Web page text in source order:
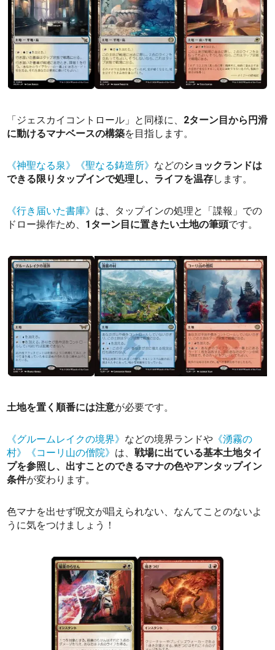
「ジェスカイコントロール」と同様に、 2ターン目から円滑
に動けるマナベースの構築を目指します。
《神聖なる泉》 《聖なる鋳造所》 などのショックランドは
できる限りタップインで処理し、ライフを温存します。
《行き届いた書庫》 は、タップインの処理と「諜報」での
ドロー操作ため、 1ターン目に置きたい土地の筆頭です。
土地を置く順番には注意が必要です。
《グルームレイクの境界》 などの境界ランドや 《湧霧の
村》
《コーリ山の僧院》 は、戦場に出ている基本土地タイ
プを参照し、出すことのできるマナの色やアンタップイン
条件が変わります。
色マナを出せず呪文が唱えられない、なんてことのないよ
うに気をつけましょう！